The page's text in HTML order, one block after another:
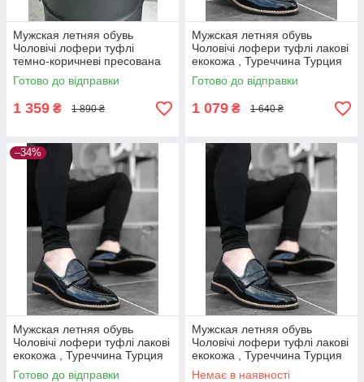
Мужская летняя обувь
Чоловічі лофери туфлі
темно-коричневі пресована
шкіра , Туреччина Турция
Готово до відправки
1 359 ₴ 1 890 ₴
Мужская летняя обувь
Чоловічі лофери туфлі лакові
екокожа , Туреччина Турция
Готово до відправки
1 079 ₴ 1 640 ₴
–34%
Мужская летняя обувь
Чоловічі лофери туфлі лакові
екокожа , Туреччина Турция
Готово до відправки
Мужская летняя обувь
Чоловічі лофери туфлі лакові
екокожа , Туреччина Турция
Немає в наявності